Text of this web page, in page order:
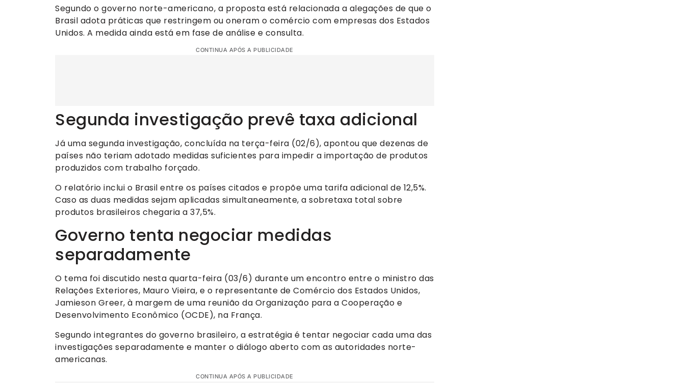
Segundo o governo norte-americano, a proposta está relacionada a alegações de que o
Brasil adota práticas que restringem ou oneram o comércio com empresas dos Estados
Unidos. A medida ainda está em fase de análise e consulta.
CONTINUA APÓS A PUBLICIDADE
Segunda investigação prevê taxa adicional
Já uma segunda investigação, concluída na terça-feira (02/6), apontou que dezenas de
países não teriam adotado medidas suficientes para impedir a importação de produtos
produzidos com trabalho forçado.
O relatório inclui o Brasil entre os países citados e propõe uma tarifa adicional de 12,5%.
Caso as duas medidas sejam aplicadas simultaneamente, a sobretaxa total sobre
produtos brasileiros chegaria a 37,5%.
Governo tenta negociar medidas
separadamente
O tema foi discutido nesta quarta-feira (03/6) durante um encontro entre o ministro das
Relações Exteriores, Mauro Vieira, e o representante de Comércio dos Estados Unidos,
Jamieson Greer, à margem de uma reunião da Organização para a Cooperação e
Desenvolvimento Econômico (OCDE), na França.
Segundo integrantes do governo brasileiro, a estratégia é tentar negociar cada uma das
investigações separadamente e manter o diálogo aberto com as autoridades norte-
americanas.
CONTINUA APÓS A PUBLICIDADE